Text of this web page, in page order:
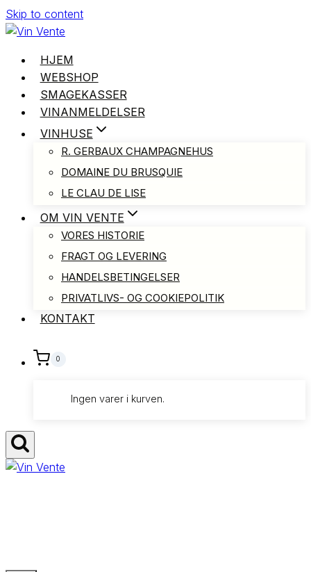
Skip to content
HJEM
WEBSHOP
SMAGEKASSER
VINANMELDELSER
VINHUSE
R. GERBAUX CHAMPAGNEHUS
DOMAINE DU BRUSQUIE
LE CLAU DE LISE
OM VIN VENTE
VORES HISTORIE
FRAGT OG LEVERING
HANDELSBETINGELSER
PRIVATLIVS- OG COOKIEPOLITIK
KONTAKT
0
Ingen varer i kurven.